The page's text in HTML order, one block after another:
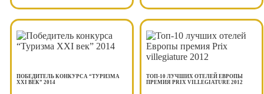
ПОБЕДИТЕЛЬ КОНКУРСА “ТУРИЗМА
XXI ВЕК” 2014
ТОП-10 ЛУЧШИХ ОТЕЛЕЙ ЕВРОПЫ
ПРЕМИЯ PRIX VILLEGIATURE 2012